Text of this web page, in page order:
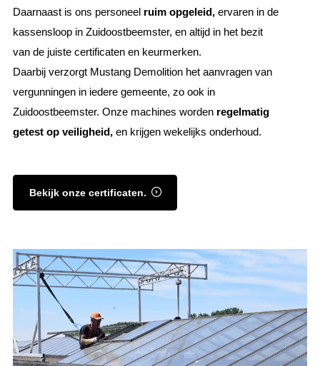
Daarnaast is ons personeel ruim opgeleid, ervaren in de
kassensloop in Zuidoostbeemster, en altijd in het bezit
van de juiste certificaten en keurmerken.
Daarbij verzorgt Mustang Demolition het aanvragen van
vergunningen in iedere gemeente, zo ook in
Zuidoostbeemster. Onze machines worden regelmatig
getest op veiligheid, en krijgen wekelijks onderhoud.
Bekijk onze certificaten.